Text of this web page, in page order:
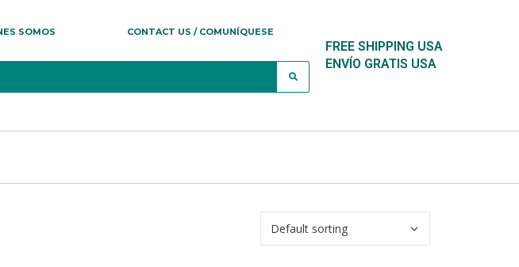
SOMOS CONTACT US / COMUNÍQUESE
FREE SHIPPING USA
ENVÍO GRATIS USA